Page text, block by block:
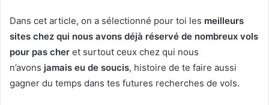
Dans cet article, on a sélectionné pour toi les meilleurs
sites chez qui nous avons déjà réservé de nombreux vols
pour pas cher et surtout ceux chez qui nous
n’avons jamais eu de soucis, histoire de te faire aussi
gagner du temps dans tes futures recherches de vols.